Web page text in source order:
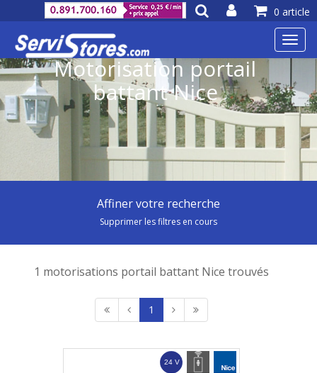
0 article
Motorisation portail
battant Nice
Affiner votre recherche
Supprimer les filtres en cours
1 motorisations portail battant Nice trouvés
1